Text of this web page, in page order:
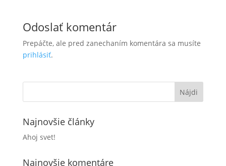
Odoslať komentár
Prepáčte, ale pred zanechaním komentára sa musíte
prihlásiť.
Najnovšie články
Ahoj svet!
Najnovšie komentáre